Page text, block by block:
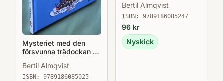
Mysteriet med den
försvunna trädockan -
Bertil Almqvist
ISBN: 9789186085025
issmockimatchen -
Barna Hedenhös 10
Bertil Almqvist
ISBN: 9789186085247
96 kr
Nyskick